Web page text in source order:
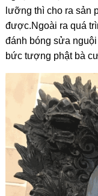
lưỡng thì cho ra sản
được.Ngoài ra quá
đánh bóng sửa
bức tượng phật bà